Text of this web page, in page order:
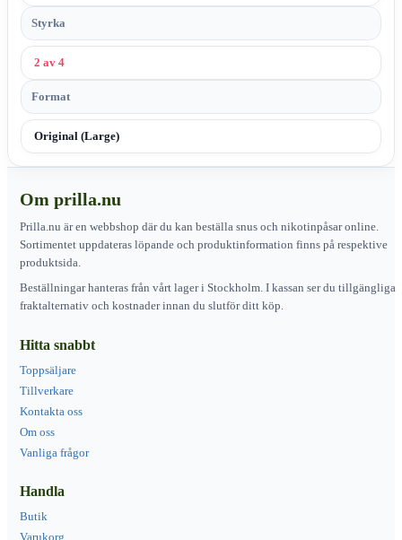
Styrka
2 av 4
Format
Original (Large)
Om prilla.nu
Prilla.nu är en webbshop där du kan beställa snus och nikotinpåsar online.
Sortimentet uppdateras löpande och produktinformation finns på respektive
produktsida.
Beställningar hanteras från vårt lager i Stockholm. I kassan ser du tillgängliga
fraktalternativ och kostnader innan du slutför ditt köp.
Hitta snabbt
Toppsäljare
Tillverkare
Kontakta oss
Om oss
Vanliga frågor
Handla
Butik
Varukorg